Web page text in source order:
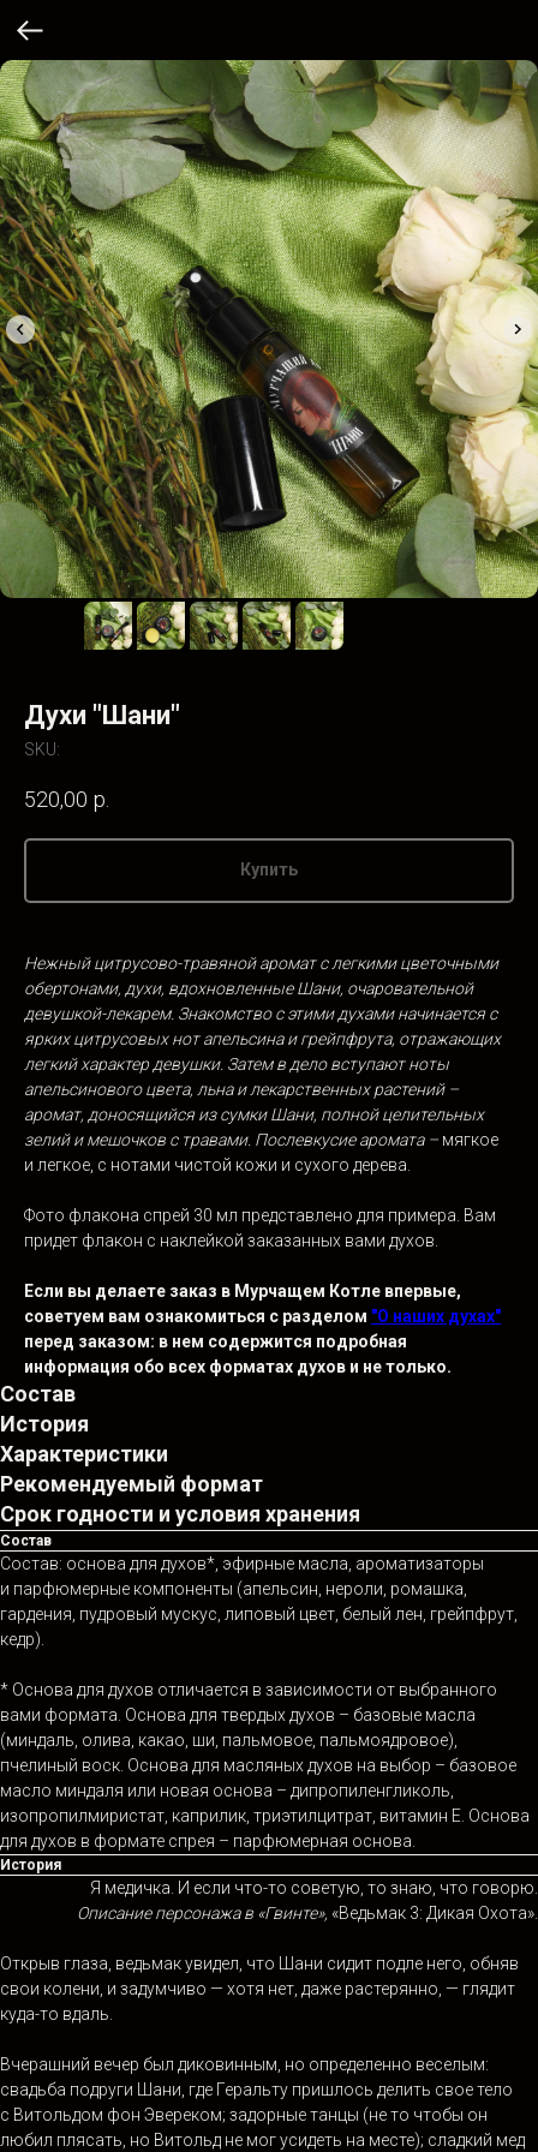
Духи "Шани"
SKU:
520,00 р.
Купить
Нежный цитрусово-травяной аромат с легкими цветочными
обертонами, духи, вдохновленные Шани, очаровательной
девушкой-лекарем. Знакомство с этими духами начинается с
ярких цитрусовых нот апельсина и грейпфрута, отражающих
легкий характер девушки. Затем в дело вступают ноты
апельсинового цвета, льна и лекарственных растений –
аромат, доносящийся из сумки Шани, полной целительных
зелий и мешочков с травами. Послевкусие аромата – мягкое
и легкое, с нотами чистой кожи и сухого дерева.
Фото флакона спрей 30 мл представлено для примера. Вам
придет флакон с наклейкой заказанных вами духов.
Если вы делаете заказ в Мурчащем Котле впервые,
советуем вам ознакомиться с разделом "О наших духах"
перед заказом: в нем содержится подробная
информация обо всех форматах духов и нетолько.
Состав
История
Характеристики
Рекомендуемый формат
Срок годности и условия хранения
Состав
Состав: основа для духов*, эфирные масла, ароматизаторы
и парфюмерные компоненты (апельсин, нероли, ромашка,
гардения, пудровый мускус, липовый цвет, белый лен, грейпфрут,
кедр).
* Основа для духов отличается в зависимости от выбранного
вами формата. Основа для твердых духов – базовые масла
(миндаль, олива, какао, ши, пальмовое, пальмоядровое),
пчелиный воск. Основа для масляных духов на выбор – базовое
масло миндаля или новая основа – дипропиленгликоль,
изопропилмиристат, каприлик, триэтилцитрат, витамин Е. Основа
для духов в формате спрея – парфюмерная основа.
История
Я медичка. И если что-то советую, то знаю, что говорю.
Описание персонажа в «Гвинте», «Ведьмак 3: Дикая Охота».
Открыв глаза, ведьмак увидел, что Шани сидит подле него, обняв
свои колени, и задумчиво — хотя нет, даже растерянно, — глядит
куда-то вдаль.
Вчерашний вечер был диковинным, но определенно веселым:
свадьба подруги Шани, где Геральту пришлось делить свое тело
с Витольдом фон Эвереком; задорные танцы (не то чтобы он
любил плясать, но Витольд не мог усидеть на месте); сладкий мед